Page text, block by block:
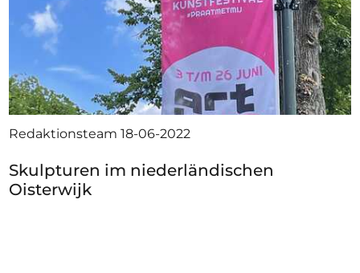
Redaktionsteam18-06-2022
Skulpturen im niederländischen
Oisterwijk